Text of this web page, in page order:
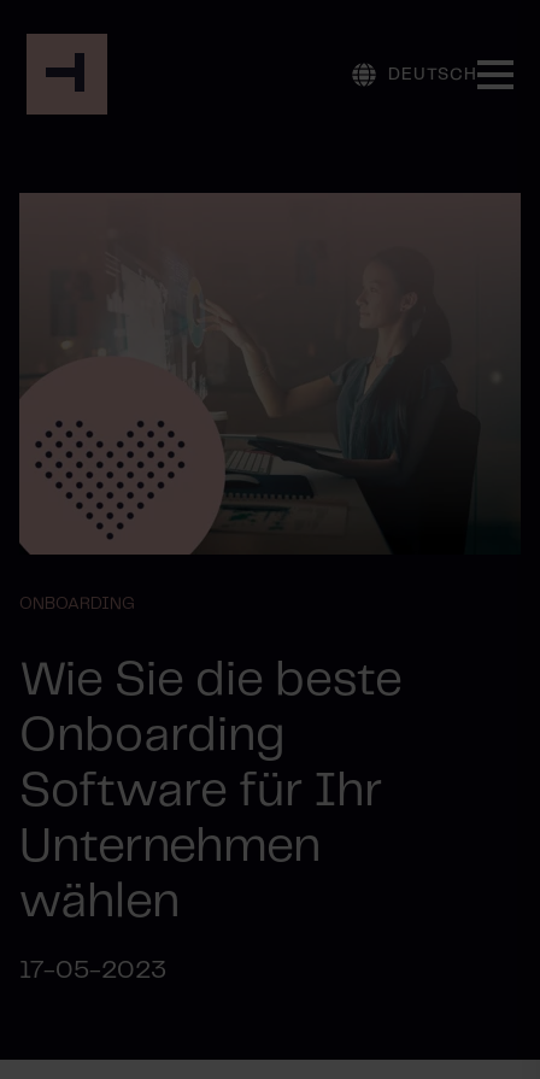
DEUTSCH
ONBOARDING
Wie Sie die beste
Onboarding
Software für Ihr
Unternehmen
wählen
17-05-2023